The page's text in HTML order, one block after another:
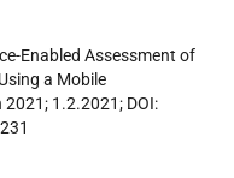
Enabled Assessment of
a Mobile
1.2.2021; DOI: